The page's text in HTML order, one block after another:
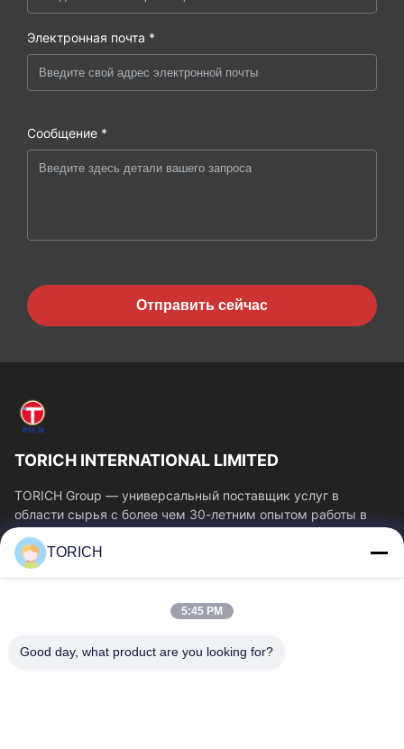
Электронная почта *
Сообщение *
Отправить сейчас
TORICH INTERNATIONAL LIMITED
TORICH Group — универсальный поставщик услуг в
области сырья с более чем 30-летним опытом работы в
производстве, исследованиях и разработках,...
Быстрые Ссылки
О Компании
Наша Фабрика
Контроль Качества
TORICH
5:45 PM
Good day, what product are you looking for?